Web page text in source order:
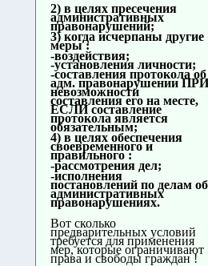
2) в целях пресечения
административных
правонарушений;
3) когда исчерпаны другие
меры :
-воздействия;
-установления личности;
-составления протокола об
адм. правонарушении ПРИ
невозможности
составления его на месте,
ЕСЛИ составление
протокола является
обязательным;
4) в целях обеспечения
своевременного и
правильного :
-рассмотрения дел;
-исполнения
постановлений по делам об
административных
правонарушениях.
Вот сколько
предварительных условий
требуется для применения
мер, которые ограничивают
права и свободы граждан !